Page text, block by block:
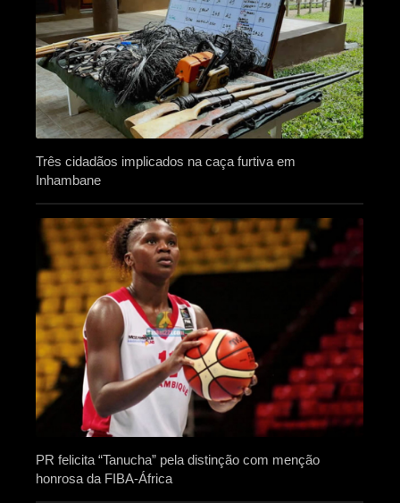
Três cidadãos implicados na caça furtiva em
Inhambane
PR felicita “Tanucha” pela distinção com menção
honrosa da FIBA-África